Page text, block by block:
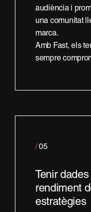
audiència i
una comunitat
marca.
Amb Fast, els
sempre
/ 05
Tenir
rendiment
estratègies